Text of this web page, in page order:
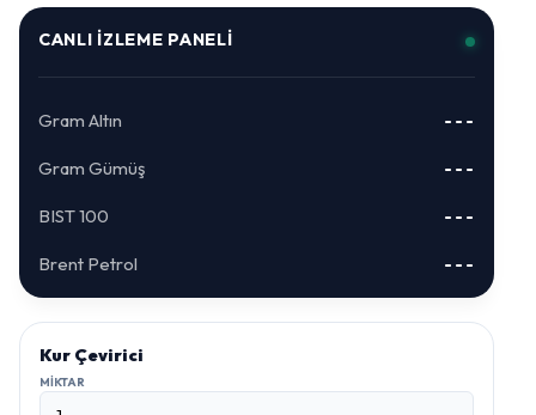
CANLI İZLEME PANELI
Gram Altın ---
Gram Gümüş ---
BIST 100 ---
Brent Petrol ---
Kur Çevirici
MIKTAR